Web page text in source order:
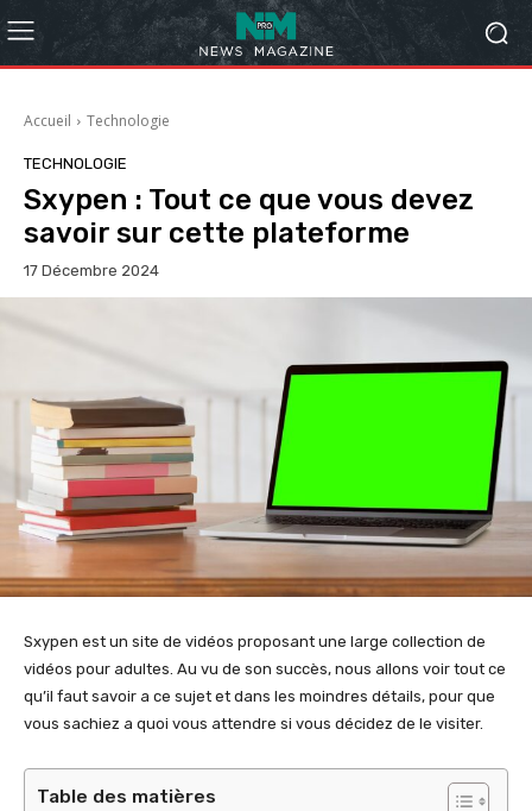
Accueil Technologie
TECHNOLOGIE
Sxypen : Tout ce que vous devez
savoir sur cette plateforme
17 Décembre 2024
Sxypen est un site de vidéos proposant une large collection de
vidéos pour adultes. Au vu de son succès, nous allons voir tout ce
qu’il faut savoir a ce sujet et dans les moindres détails, pour que
vous sachiez a quoi vous attendre si vous décidez de le visiter.
Table des matières